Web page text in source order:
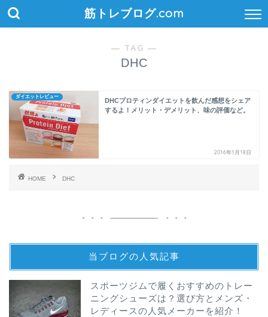
筋トレブログ.com
― TAG ―
DHC
ダイエットレビュー
DHCプロティンダイエットを飲んだ感想をシェア
するよ！メリット・デメリット、味の評価など。
2016年1月18日
HOME DHC
当ブログの人気記事
スポーツジムで履くおすすめのトレー
ニングシューズは？選び方とメンズ・
レディースの人気メーカーを紹介！